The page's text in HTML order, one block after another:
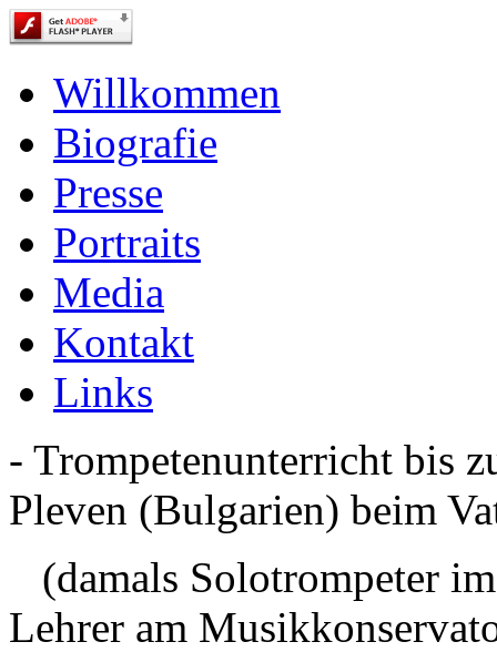
Willkommen
Biografie
Presse
Portraits
Media
Kontakt
Links
- Trompetenunterricht bis
Pleven (Bulgarien) beim
(damals Solotrompeter
Lehrer am